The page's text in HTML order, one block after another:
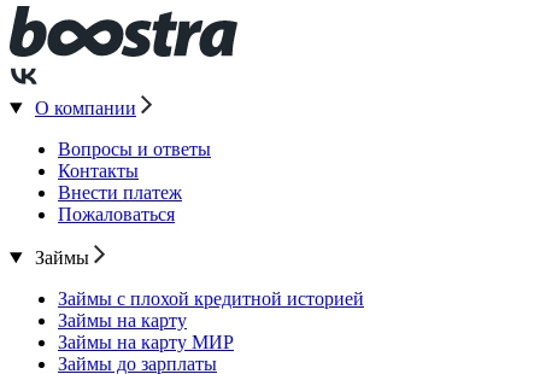
О компании
Вопросы и ответы
Контакты
Внести платеж
Пожаловаться
Займы
Займы с плохой кредитной историей
Займы на карту
Займы на карту МИР
Займы до зарплаты